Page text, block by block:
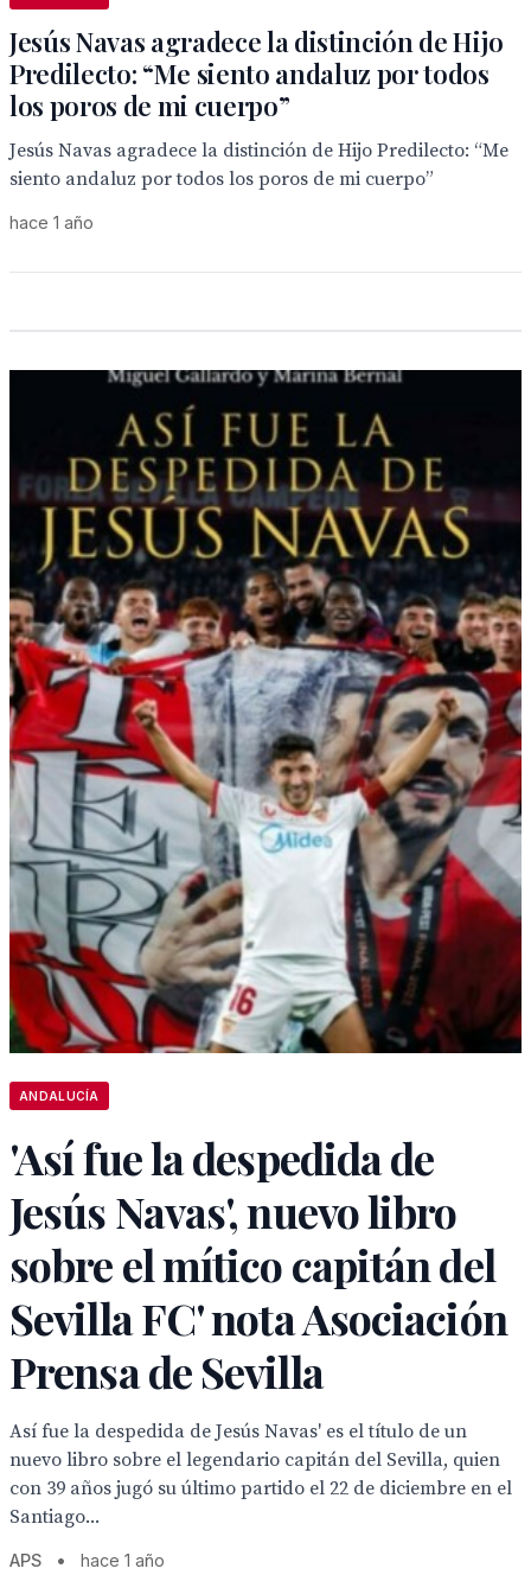
Jesús Navas agradece la distinción de Hijo
Predilecto: “Me siento andaluz por todos
los poros de mi cuerpo”
Jesús Navas agradece la distinción de Hijo Predilecto: “Me
siento andaluz por todos los poros de mi cuerpo”
hace 1 año
ANDALUCÍA
'Así fue la despedida de
Jesús Navas', nuevo libro
sobre el mítico capitán del
Sevilla FC' nota Asociación
Prensa de Sevilla
Así fue la despedida de Jesús Navas' es el título de un
nuevo libro sobre el legendario capitán del Sevilla, quien
con 39 años jugó su último partido el 22 de diciembre en el
Santiago...
APS • hace 1 año